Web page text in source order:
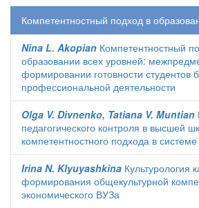
Компетентностный подход в
Nina L. Akopian Компетентностный
образовании всех уровней:
формировании готовности студентов
профессиональной деятельности
Olga V. Divnenko, Tatiana V. Muntian
педагогического контроля в высшей
компетентностного подхода в
Irina N. Klyuyashkina Культурология
формирования общекультурной
экономического ВУЗа